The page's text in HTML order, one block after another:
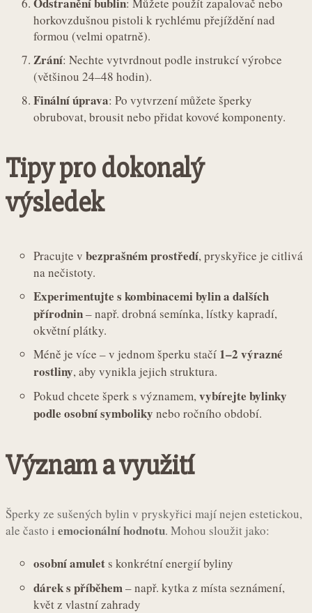
: Můžete použít zapalovač nebo
horkovzdušnou pistoli k rychlému přejíždění nad
formou (velmi opatrně).
Zrání: Nechte vytvrdnout podle instrukcí výrobce
(většinou 24–48 hodin).
Finální úprava: Po vytvrzení můžete šperky
obrubovat, brousit nebo přidat kovové komponenty.
Tipy pro dokonalý
výsledek
Pracujte v bezprašném prostředí, pryskyřice je citlivá
na nečistoty.
Experimentujte s kombinacemi bylin a dalších
přírodnin– např. drobná semínka, lístky kapradí,
okvětní plátky.
Méně je více – v jednom šperku stačí 1–2 výrazné
rostliny, aby vynikla jejich struktura.
Pokud chcete šperk s významem,vybírejte bylinky
podle osobní symboliky nebo ročního období.
Význam a využití
Šperky ze sušených bylin v pryskyřici mají nejen estetickou,
ale často i emocionální hodnotu. Mohou sloužit jako:
osobní amulet s konkrétní energií byliny
dárek s příběhem– např. kytka z místa seznámení,
květ z vlastní zahrady